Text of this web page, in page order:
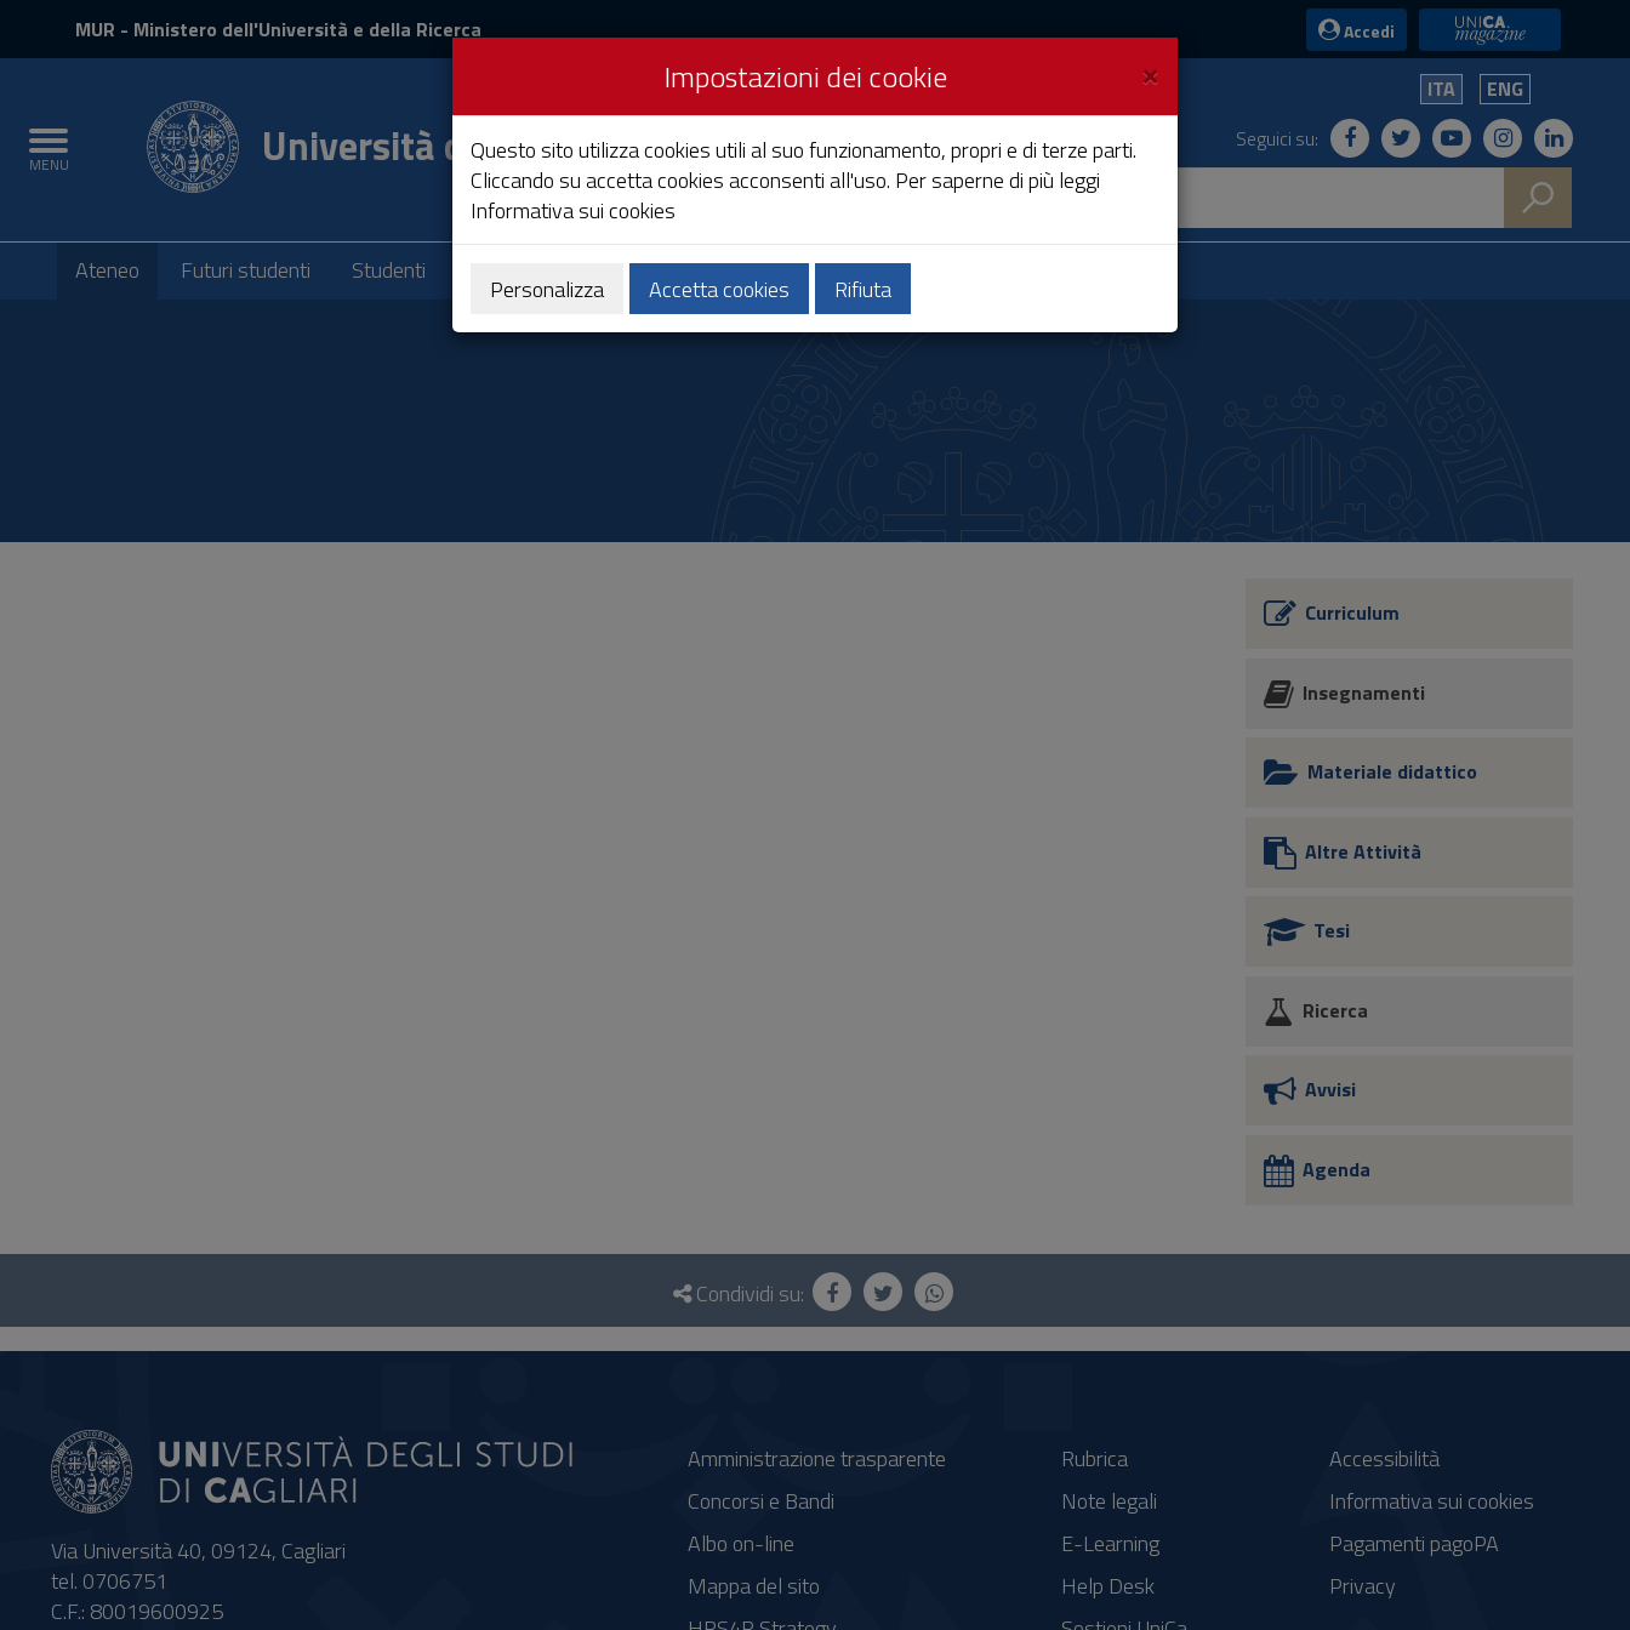
MUR - Ministero dell'Università e della Ricerca Accedi UniCA News
Toggle
navigation
MENU Università degli Studi di Cagliari
ITA ENG
Seguici su:
Submenu
Ateneo Futuri studenti Studenti Ricerca Società e territorio
Curriculum
Insegnamenti
Materiale didattico
Altre Attività
Tesi
Ricerca
Avvisi
Agenda
Questionario
social
Condividi su:
Via Università 40, 09124, Cagliari
tel. 0706751
C.F.: 80019600925
Amministrazione trasparente
Concorsi e Bandi
Albo on-line
Mappa del sito
Rubrica
Note legali
E-Learning
Help Desk
Accessibilità
Informativa sui cookies
Pagamenti pagoPA
Privacy
×
Impostazioni dei cookie
Questo sito utilizza cookies utili al suo funzionamento, propri e di terze parti.
Cliccando su accetta cookies acconsenti all'uso. Per saperne di più leggi
Informativa sui cookies
Personalizza Accetta cookies Rifiuta